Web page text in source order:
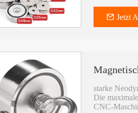
Jetzt
starke
Die
CNC-